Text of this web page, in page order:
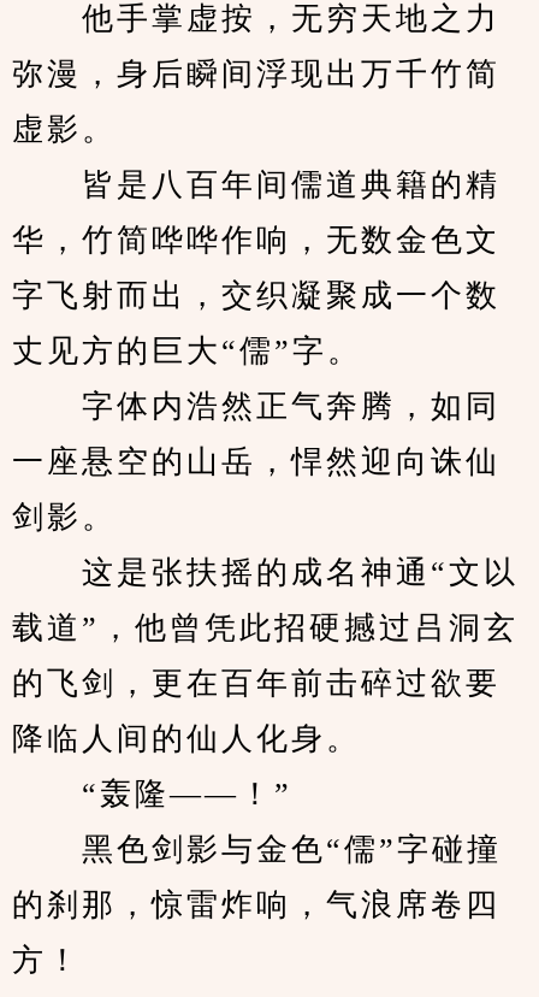
他手掌虚按，无穷天地之力
弥漫，身后瞬间浮现出万千竹简
虚影。
皆是八百年间儒道典籍的精
华，竹简哗哗作响，无数金色文
字飞射而出，交织凝聚成一个数
丈见方的巨大“儒”字。
字体内浩然正气奔腾，如同
一座悬空的山岳，悍然迎向诛仙
剑影。
这是张扶摇的成名神通“文以
载道”，他曾凭此招硬撼过吕洞玄
的飞剑，更在百年前击碎过欲要
降临人间的仙人化身。
“轰隆——！”
黑色剑影与金色“儒”字碰撞
的刹那，惊雷炸响，气浪席卷四
方！